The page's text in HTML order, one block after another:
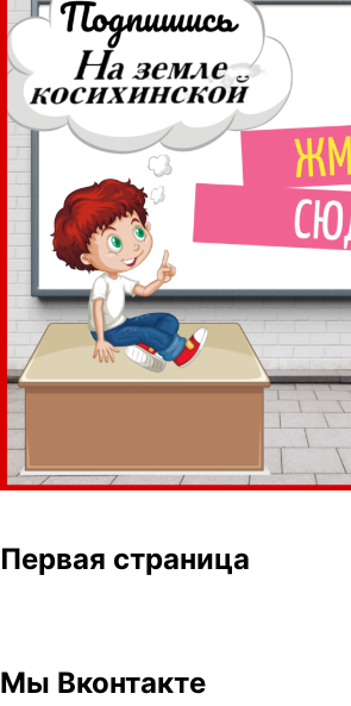
Первая страница
Мы Вконтакте